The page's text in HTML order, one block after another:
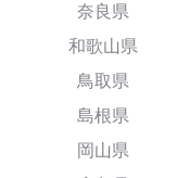
奈良県
和歌山県
鳥取県
島根県
岡山県